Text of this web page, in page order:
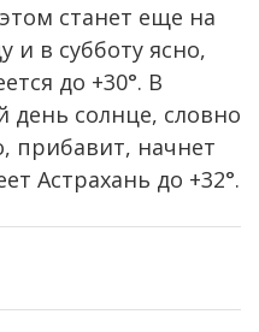
станет еще на
и в субботу ясно,
до +30°. В
день солнце, словно
прибавит, начнет
Астрахань до +32°.